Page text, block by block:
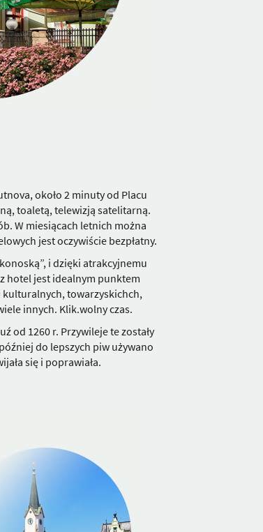
około 2 minuty od Placu
toaletą, telewizją satelitarną.
W miesiącach letnich można
jest oczywiście bezpłatny.
i dzięki atrakcyjnemu
hotel jest idealnym punktem
towarzyskichch,
innych. Klik.wolny czas.
od 1260 r. Przywileje te zostały
do lepszych piw używano
się i poprawiała.